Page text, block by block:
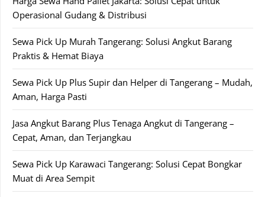
Operasional Gudang & Distribusi
Sewa Pick Up Murah Tangerang: Solusi Angkut Barang
Praktis & Hemat Biaya
Sewa Pick Up Plus Supir dan Helper di Tangerang – Mudah,
Aman, Harga Pasti
Jasa Angkut Barang Plus Tenaga Angkut di Tangerang –
Cepat, Aman, dan Terjangkau
Sewa Pick Up Karawaci Tangerang: Solusi Cepat Bongkar
Muat di Area Sempit